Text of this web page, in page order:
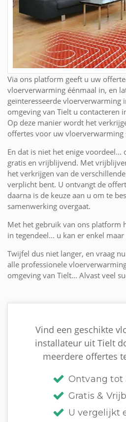
Via ons platform geeft u uw
vloerverwarming éénmaal in, en
geïnteresseerde vloerverwarming
omgeving van Tielt u contacteren
Op deze manier wordt het
offertes voor uw vloerverwarming
En dat is niet het enige voordeel...
gratis en vrijblijvend. Met
het verkrijgen van de
verplicht bent. U ontvangt de
daarna is de keuze aan u om te
samenwerking overgaat.
Met het gebruik van ons platform
in tegendeel... u kan er enkel
Twijfel dus niet langer, en vraag
alle professionele
omgeving van Tielt... Alvast veel
Vind een geschikte
installateur uit Tielt
meerdere offertes
Ontvang tot
Gratis &
U vergelijkt